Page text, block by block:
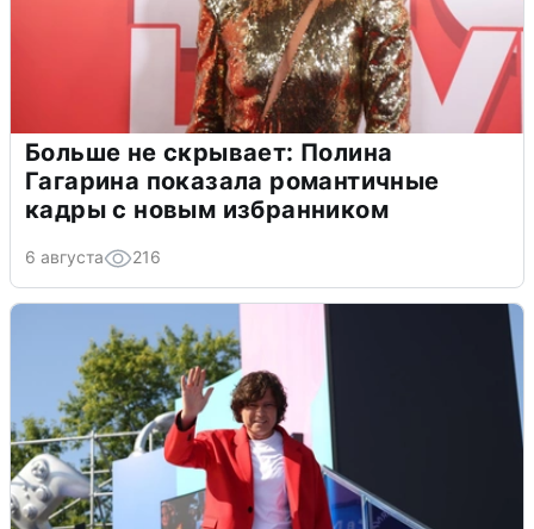
Больше не скрывает: Полина
Гагарина показала романтичные
кадры с новым избранником
6 августа 216